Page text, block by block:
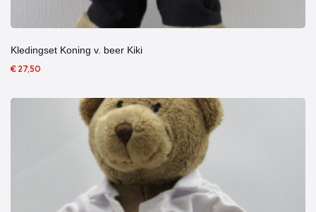
Kledingset Koning v. beer Kiki
€ 27,50